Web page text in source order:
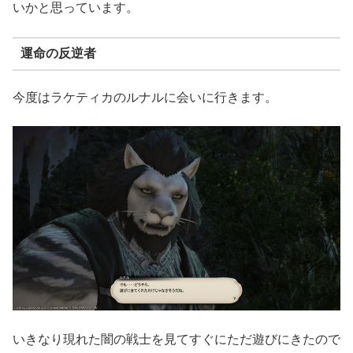
いかと思っています。
運命の反逆者
今度はラケティカのルナルに会いに行きます。
いきなり現れた闇の戦士を見てすぐにただ遊びにきたので